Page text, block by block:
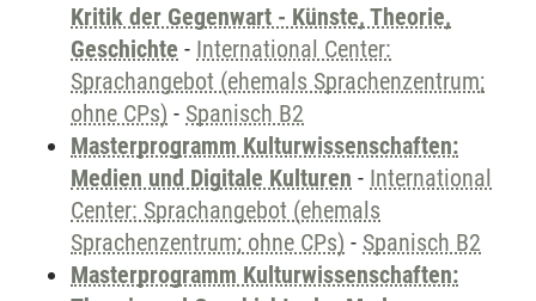
Kritik der Gegenwart - Künste, Theorie,
Geschichte - International Center:
Sprachangebot (ehemals Sprachenzentrum;
ohne CPs) - Spanisch B2
Masterprogramm Kulturwissenschaften:
Medien und Digitale Kulturen - International
Center: Sprachangebot (ehemals
Sprachenzentrum; ohne CPs) - Spanisch B2
Masterprogramm Kulturwissenschaften: